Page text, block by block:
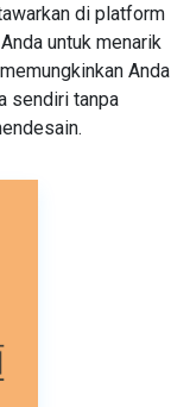
di platform
untuk menarik
Anda
sendiri tanpa